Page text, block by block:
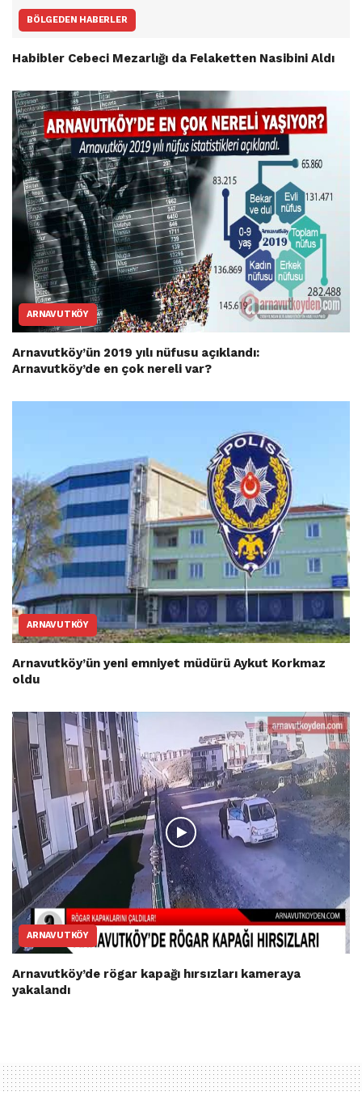
BÖLGEDEN HABERLER
Habibler Cebeci Mezarlığı da Felaketten Nasibini Aldı
ARNAVUTKÖY
Arnavutköy’ün 2019 yılı nüfusu açıklandı:
Arnavutköy’de en çok nereli var?
ARNAVUTKÖY
Arnavutköy’ün yeni emniyet müdürü Aykut Korkmaz
oldu
ARNAVUTKÖY
Arnavutköy’de rögar kapağı hırsızları kameraya
yakalandı